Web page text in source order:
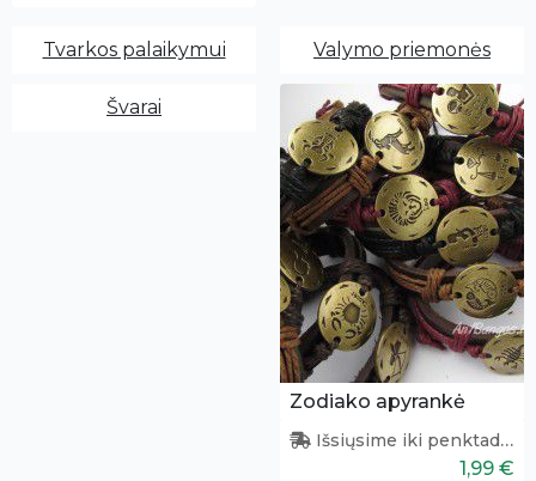
Tvarkos palaikymui Valymo priemonės
Švarai
Zodiako apyrankė
Išsiųsime iki penktadienio
1,99 €